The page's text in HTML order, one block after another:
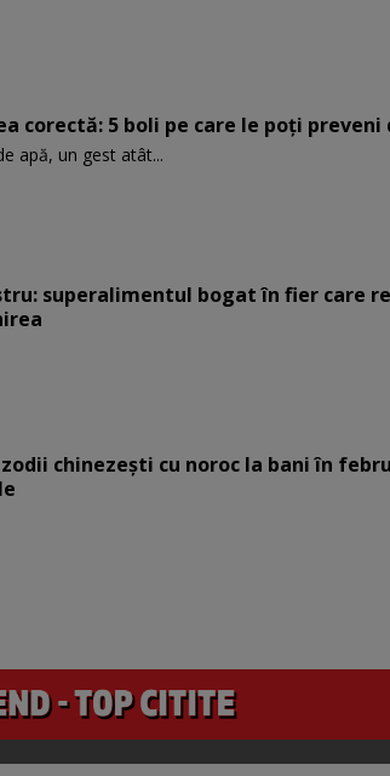
corectă: 5 boli pe care le poți preveni
apă, un gest atât...
superalimentul bogat în fier care
chinezești cu noroc la bani în